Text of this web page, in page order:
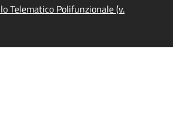
Telematico Polifunzionale (v.